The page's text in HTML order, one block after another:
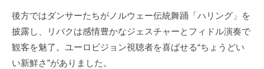
後方ではダンサーたちがノルウェー伝統舞踊「ハリング」を
披露し、リバクは感情豊かなジェスチャーとフィドル演奏で
観客を魅了。ユーロビジョン視聴者を喜ばせる“ちょうどい
い新鮮さ”がありました。